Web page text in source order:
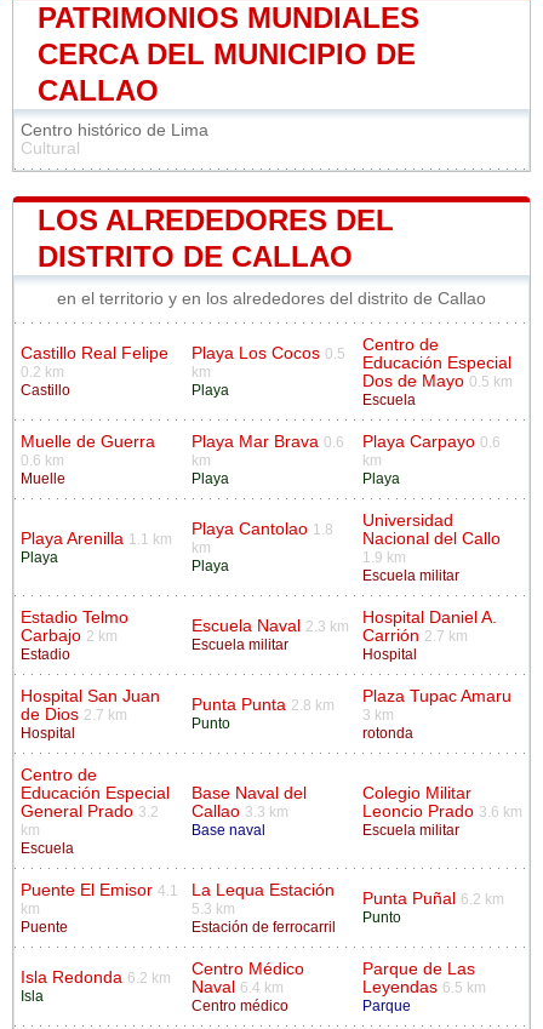
PATRIMONIOS MUNDIALES
CERCA DEL MUNICIPIO DE
CALLAO
Centro histórico de Lima
Cultural
LOS ALREDEDORES DEL
DISTRITO DE CALLAO
en el territorio y en los alrededores del distrito de Callao
Castillo Real Felipe
0.2 km
Castillo
Playa Los Cocos 0.5
km
Playa
Centro de
Educación Especial
Dos de Mayo 0.5 km
Escuela
Muelle de Guerra
0.6 km
Muelle
Playa Mar Brava 0.6
km
Playa
Playa Carpayo 0.6
km
Playa
Playa Arenilla 1.1 km
Playa
Playa Cantolao 1.8
km
Playa
Universidad
Nacional del Callo
1.9 km
Escuela militar
Estadio Telmo
Carbajo 2 km
Estadio
Escuela Naval
2.3 km
Escuela militar
Hospital Daniel A.
Carrión 2.7 km
Hospital
Hospital San Juan
de Dios 2.7 km
Hospital
Punta Punta 2.8 km
Punto
Plaza Tupac Amaru
3 km
rotonda
Centro de
Educación Especial
General Prado 3.2
km
Escuela
Base Naval del
Callao 3.3 km
Base naval
Colegio Militar
Leoncio Prado 3.6 km
Escuela militar
Puente El Emisor 4.1
km
Puente
La Lequa Estación
5.3 km
Estación de ferrocarril
Punta Puñal
6.2 km
Punto
Isla Redonda 6.2 km
Isla
Centro Médico
Naval
6.4 km
Centro médico
Parque de Las
Leyendas 6.5 km
Parque